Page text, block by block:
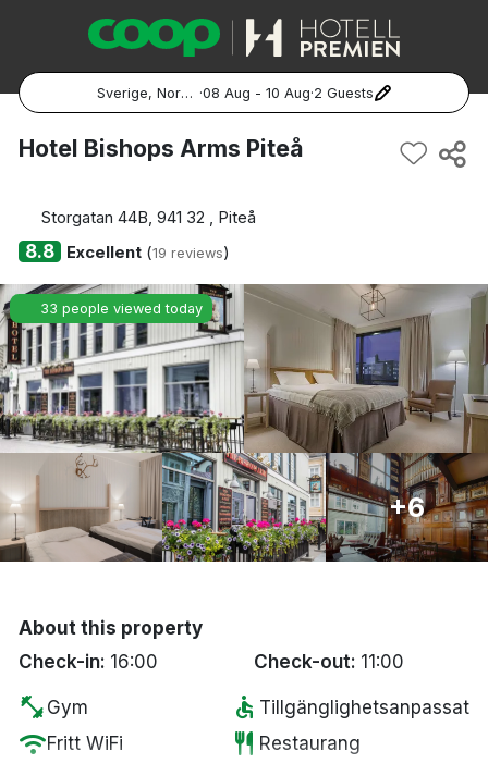
Sverige, Norge, Danmark ·08 Aug - 10 Aug·2 Guests
Popular Destinations:
Göteborg
Malmö
Hela Norge
Oslo
Bergen
Hela Danmark
Hotel Bishops Arms Piteå
Storgatan 44B, 941 32 , Piteå
8.8 Excellent(19 reviews)
33 people viewed today
+6
About this property
Check-in: 16:00 Check-out: 11:00
fitness_center Gym accessible Tillgänglighetsanpassat
wifiFritt WiFi restaurant Restaurang